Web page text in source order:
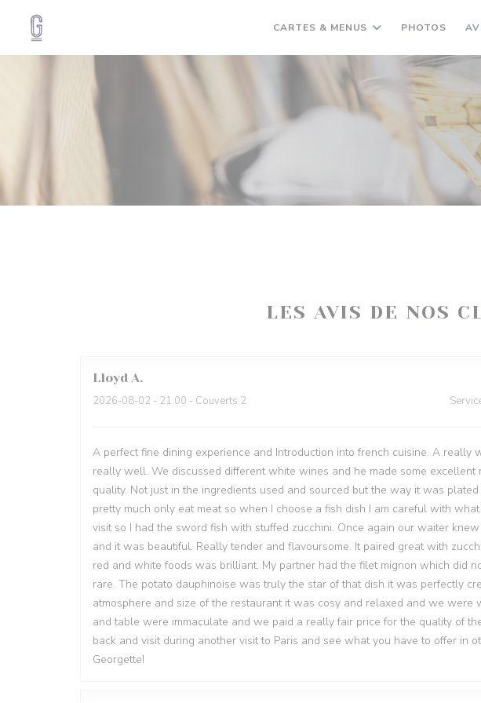
CARTES & MENUS PHOTOS
LES AVIS DE NOS
Lloyd A
2026-08-02 - 21:00 - Couverts 2
A perfect fine dining experience and Introduction into french cuisine. A
really well. We discussed different white wines and he made some excellent
quality. Not just in the ingredients used and sourced but the way it was
pretty much only eat meat so when I choose a fish dish I am careful with
visit so I had the sword fish with stuffed zucchini. Once again our waiter
and it was beautiful. Really tender and flavoursome. It paired great with
red and white foods was brilliant. My partner had the filet mignon which did
rare. The potato dauphinoise was truly the star of that dish it was perfectly
atmosphere and size of the restaurant it was cosy and relaxed and we
and table were immaculate and we paid a really fair price for the quality of
back and visit during another visit to Paris and see what you have to offer in
Georgette!